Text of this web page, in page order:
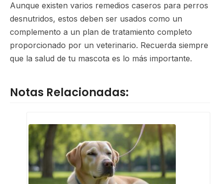
Aunque existen varios remedios caseros para perros
desnutridos, estos deben ser usados como un
complemento a un plan de tratamiento completo
proporcionado por un veterinario. Recuerda siempre
que la salud de tu mascota es lo más importante.
Notas Relacionadas: